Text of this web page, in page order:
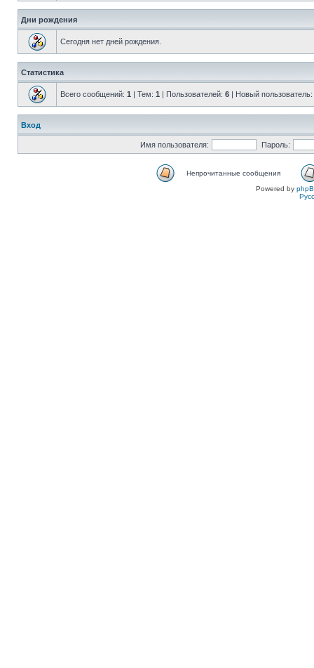
Дни рождения
Сегодня нет дней рождения.
Статистика
Всего сообщений: 1 | Тем: 1 | Пользователей: 6 | Новый пользователь:
Вход
Имя пользователя: Пароль:
Непрочитанные сообщения
Powered by